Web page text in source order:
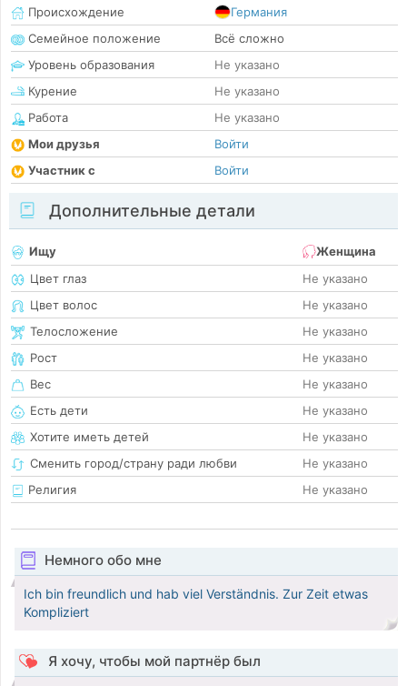
Происхождение
Германия
Семейное положение
Всё сложно
Уровень образования
Не указано
Курение
Не указано
Работа
Не указано
Мои друзья
Войти
Участник с
Войти
Дополнительные детали
Ищу
Женщина
Цвет глаз
Не указано
Цвет волос
Не указано
Телосложение
Не указано
Рост
Не указано
Вес
Не указано
Есть дети
Не указано
Хотите иметь детей
Не указано
Сменить город/страну ради любви
Не указано
Религия
Не указано
Немного обо мне
Ich bin freundlich und hab viel Verständnis. Zur Zeit etwas
Kompliziert
Я хочу, чтобы мой партнёр был